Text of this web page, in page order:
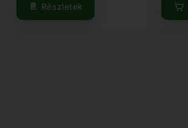
Részletek